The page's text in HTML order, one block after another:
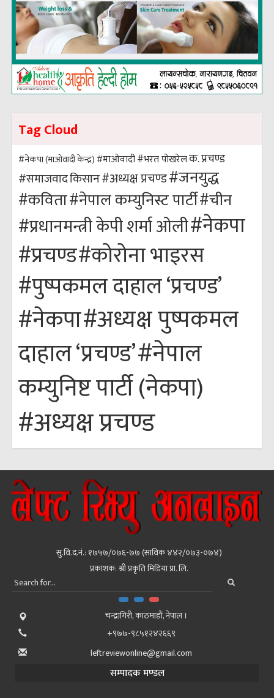
Tag Cloud
#नेकपा (माओवादी केन्द्र) #माओवादी#भरत पोखरेलक. प्रचण्ड
#समाजवादकिसान#अध्यक्ष प्रचण्ड#जनयुद्ध
#कविता#नेपाल कम्युनिस्ट पार्टी#चीन
#प्रधानमन्त्री केपी शर्मा ओली#नेकपा
#प्रचण्ड#कोरोना भाइरस
#पुष्पकमल दाहाल ‘प्रचण्ड’
#नेकपा#अध्यक्ष पुष्पकमल
दाहाल ‘प्रचण्ड’#नेपाल
कम्युनिष्ट पार्टी (नेकपा)
#अध्यक्ष प्रचण्ड
सु.वि.द.नं.: १७५७/०७६-७७ (साविक ४४२/०७३-०७४)
प्रकाशक: श्री प्रकृति मिडिया प्रा. लि.
चन्द्रागिरी, काठमाडाैं, नेपाल ।
+९७७-९८५१२४२६६९
leftreviewonline@gmail.com
सम्पादक मण्डल